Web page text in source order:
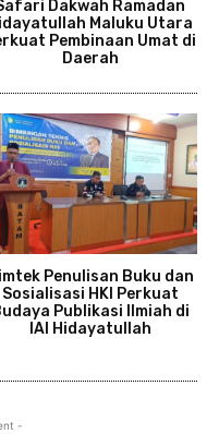
Dakwah Ramadan
Maluku Utara
Pembinaan Umat di
Daerah
Penulisan Buku dan
Sosialisasi HKI Perkuat
Publikasi Ilmiah di
IAI Hidayatullah
-